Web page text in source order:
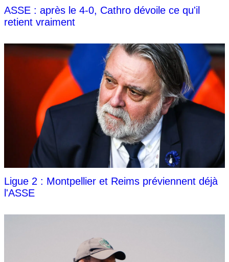
ASSE : après le 4-0, Cathro dévoile ce qu'il
retient vraiment
Ligue 2 : Montpellier et Reims préviennent déjà
l'ASSE